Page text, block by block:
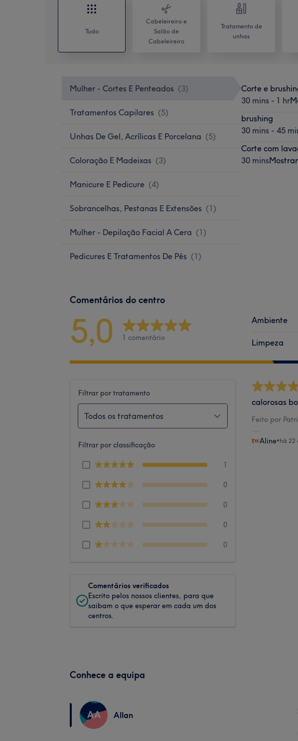
Tudo
Cabeleireiro e
Salão de
Cabeleireiro
Tratamento de
unhas
Mulher - Cortes E Penteados (3)
Tratamentos Capilares (5)
Unhas De Gel, Acrílicas E Porcelana (5)
Coloração E Madeixas (3)
Manicure E Pedicure (4)
Sobrancelhas, Pestanas E Extensões (1)
Mulher - Depilação Facial A Cera (1)
Pedicures E Tratamentos De Pés (1)
Corte e
30 mins - 1 hr
brushing
30 mins - 45
Corte com
30 mins
Comentários do centro
5,0 1 comentário
Ambiente
Limpeza
Filtrar por tratamento
Todos os tratamentos
Filtrar por classificação
1
0
0
0
0
Comentários verificados
Escrito pelos nossos clientes, para que
saibam o que esperar em cada um dos
centros.
calorosas
Feito por
Aline•há 22
Conhece a equipa
AA Allan